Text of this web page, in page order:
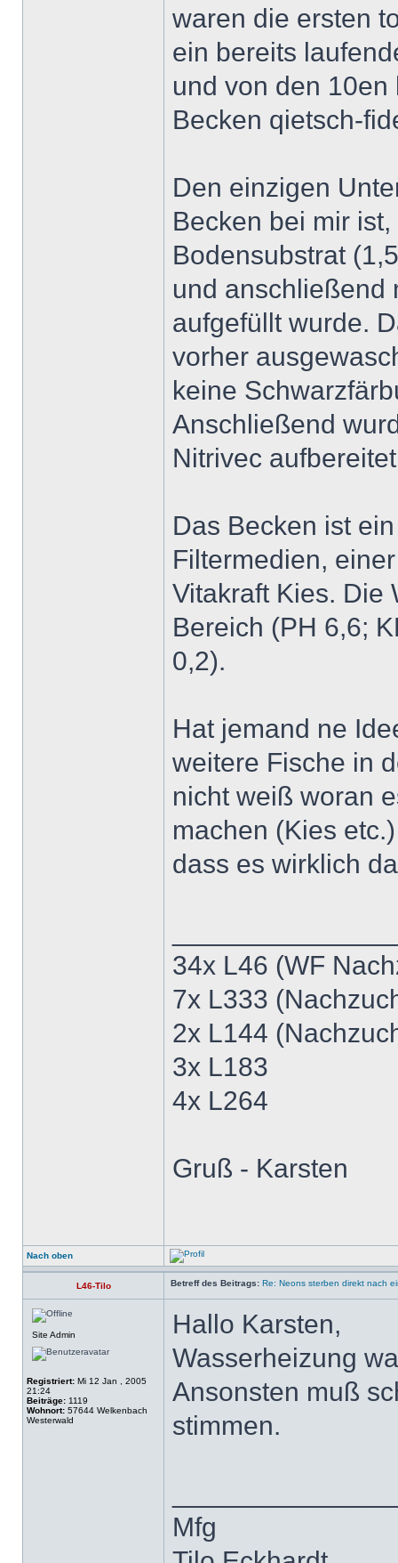
waren die ersten
ein bereits
und von den
Becken qietsch-
Den einzigen
Becken bei mir
Bodensubstrat
und anschließend
aufgefüllt wurde.
vorher
keine
Anschließend
Nitrivec
Das Becken ist
Filtermedien,
Vitakraft Kies. Die
Bereich (PH 6,6;
0,2).
Hat jemand ne
weitere Fische in
nicht weiß woran
machen (Kies
dass es wirklich
34x L46 (WF
7x L333
2x L144
3x L183
4x L264
Gruß - Karsten
Nach oben
L46-Tilo Betreff des Beitrags: Re: Neons sterben direkt nach
Site Admin
Registriert: Mi 12 Jan , 2005
21:24
Beiträge: 1119
Wohnort: 57644 Welkenbach
Westerwald
Hallo Karsten,
Wasserheizung
Ansonsten muß
stimmen.
Mfg